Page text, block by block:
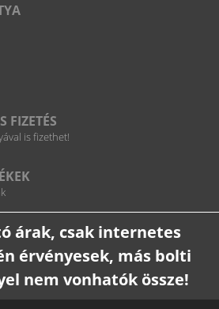
FIZETÉS
is fizethet!
árak, csak internetes
érvényesek, más bolti
nem vonhatók össze!